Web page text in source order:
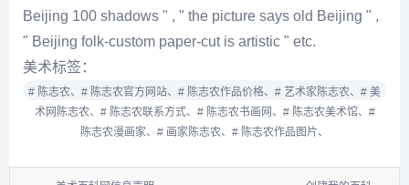
Beijing 100 shadows " , " the picture says old Beijing " ,
" Beijing folk-custom paper-cut is artistic " etc.
美术标签：
# 陈志农、 # 陈志农官方网站、 # 陈志农作品价格、 # 艺术家陈志农、 # 美
术网陈志农、 # 陈志农联系方式、 # 陈志农书画网、 # 陈志农美术馆、 #
陈志农漫画家、 # 画家陈志农、 # 陈志农作品图片、